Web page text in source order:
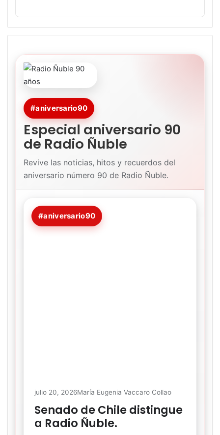
#aniversario90
Especial aniversario 90
de Radio Ñuble
Revive las noticias, hitos y recuerdos del
aniversario número 90 de Radio Ñuble.
#aniversario90
julio 20, 2026María Eugenia Vaccaro Collao
Senado de Chile distingue
a Radio Ñuble.